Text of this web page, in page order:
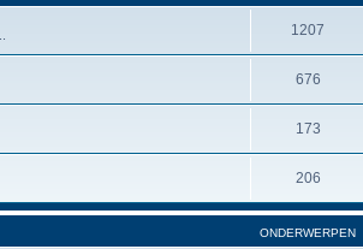
1207
676
173
206
ONDERWERPEN